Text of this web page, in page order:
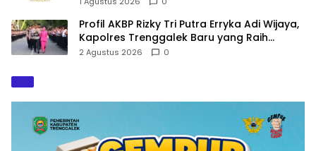
Profil AKBP Rizky Tri Putra Erryka Adi Wijaya,
Kapolres Trenggalek Baru yang Raih
Hattrick Pin Emas Kapolri
2 Agustus 2026 0